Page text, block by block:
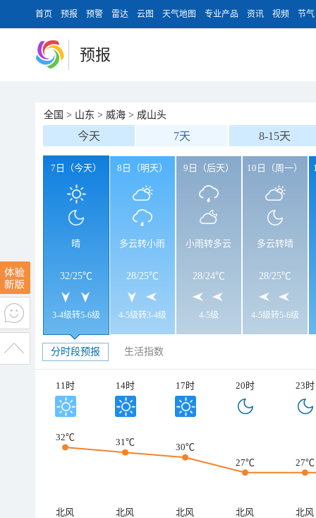
首页 预报 预警 雷达 云图 天气地图 专业产品 资讯 视频 节气
预报
全国 > 山东 > 威海 > 成山头
今天 7天 8-15天
7日（今天）
晴
32/25℃
3-4级转5-6级
8日（明天）
多云转小雨
28/25℃
4-5级转3-4级
9日（后天）
小雨转多云
28/24℃
4-5级
10日（周一）
多云转晴
28/25℃
4-5级转5-6级
分时段预报 生活指数
11时 14时 17时 20时 23时
32℃ 31℃
30℃
27℃
27℃
北风 北风 北风 北风
北风